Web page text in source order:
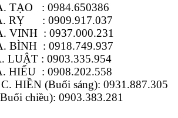
TẠO : 0984.650386
RỴ : 0909.917.037
VINH : 0937.000.231
BÌNH : 0918.749.937
LUẬT : 0903.335.954
HIẾU : 0908.202.558
HIỀN (Buổi sáng): 0931.887.305
chiều): 0903.383.281